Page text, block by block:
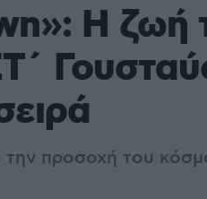
Η ζωή
την προσοχή του